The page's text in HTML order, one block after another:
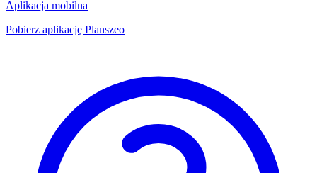
Aplikacja mobilna
Pobierz aplikację Planszeo